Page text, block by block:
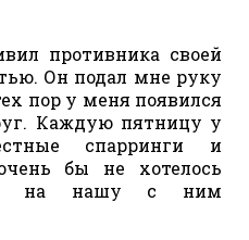
противника своей
Он подал мне руку
пор у меня появился
Каждую пятницу у
спарринги и
бы не хотелось
на нашу с ним